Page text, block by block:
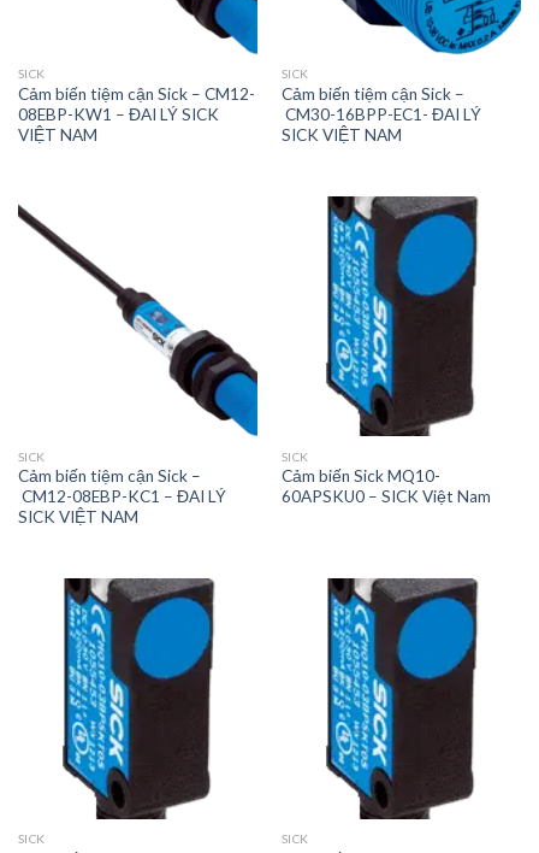
SICK
Cảm biến tiệm cận Sick – CM12-
08EBP-KW1 – ĐAI LÝ SICK
VIỆT NAM
SICK
Cảm biến tiệm cận Sick –
CM30-16BPP-EC1- ĐAI LÝ
SICK VIỆT NAM
SICK
Cảm biến tiệm cận Sick –
CM12-08EBP-KC1 – ĐAI LÝ
SICK VIỆT NAM
SICK
Cảm biến Sick MQ10-
60APSKU0 – SICK Việt Nam
SICK SICK